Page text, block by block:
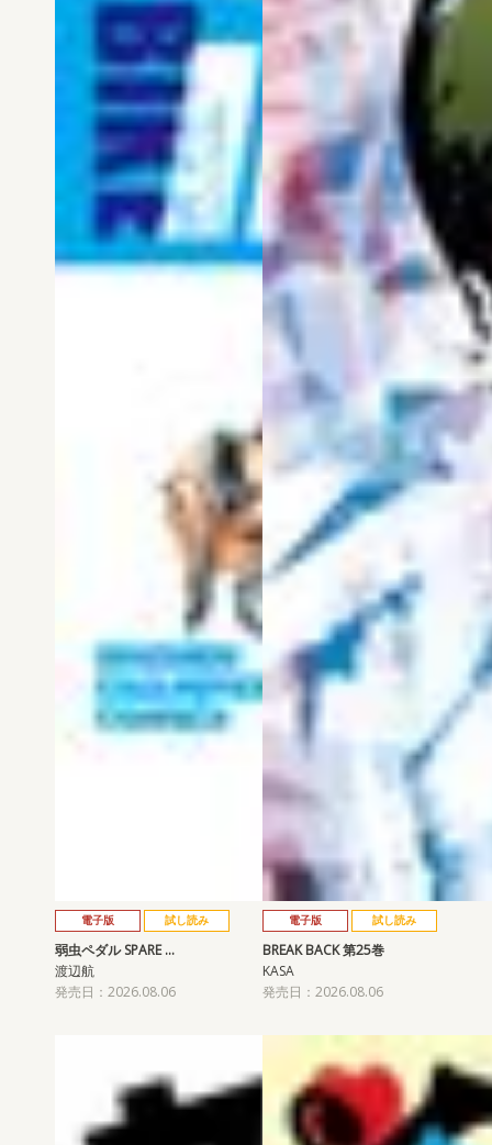
電子版 試し読み
弱虫ペダル SPARE …
渡辺航
発売日：2026.08.06
電子版 試し読み
BREAK BACK 第25巻
KASA
発売日：2026.08.06